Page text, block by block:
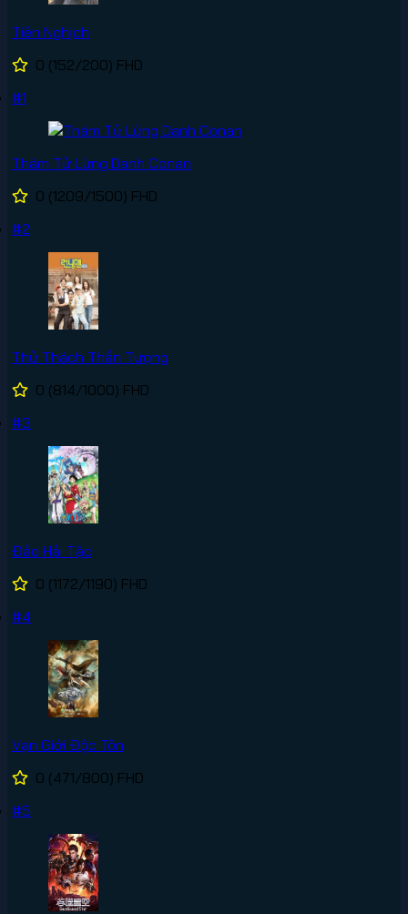
Tiên Nghịch
0 (152/200) FHD
#1
Thám Tử Lừng Danh Conan
0 (1209/1500) FHD
#2
Thử Thách Thần Tượng
0 (814/1000) FHD
#3
Đảo Hải Tặc
0 (1172/1190) FHD
#4
Vạn Giới Độc Tôn
0 (471/800) FHD
#5